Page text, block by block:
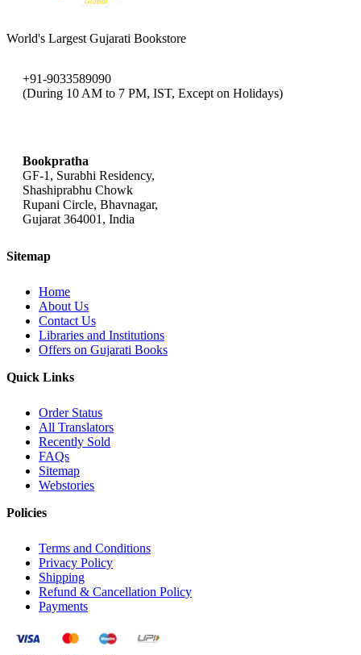
World's Largest Gujarati Bookstore
+91-9033589090
(During 10 AM to 7 PM, IST, Except on Holidays)
Bookpratha
GF-1, Surabhi Residency,
Shashiprabhu Chowk
Rupani Circle, Bhavnagar,
Gujarat 364001, India
Sitemap
Home
About Us
Contact Us
Libraries and Institutions
Offers on Gujarati Books
Quick Links
Order Status
All Translators
Recently Sold
FAQs
Sitemap
Webstories
Policies
Terms and Conditions
Privacy Policy
Shipping
Refund & Cancellation Policy
Payments